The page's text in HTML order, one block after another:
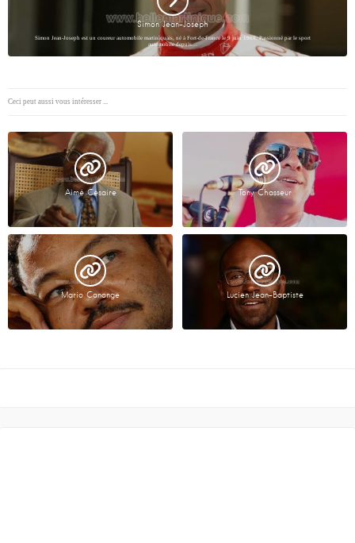
Simon Jean-Joseph
Simon Jean-Joseph est un coureur automobile martiniquais, né à Fort-de-France le 9 juin 1969. Passionné par le sport
automobile depuis…
Ceci peut aussi vous intéresser ...
Aimé Césaire Tony Chasseur
Mario Canonge Lucien Jean-Baptiste